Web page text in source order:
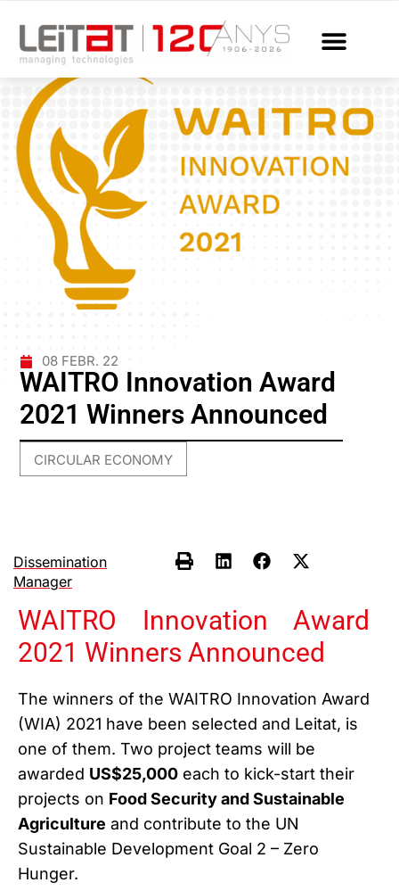
08 FEBR. 22
WAITRO Innovation Award
2021 Winners Announced
CIRCULAR ECONOMY
Dissemination
Manager
WAITRO Innovation Award
2021 Winners Announced
The winners of the WAITRO Innovation Award
(WIA) 2021 have been selected and Leitat, is
one of them. Two project teams will be
awarded US$25,000 each to kick-start their
projects on Food Security and Sustainable
Agriculture and contribute to the UN
Sustainable Development Goal 2 – Zero
Hunger.